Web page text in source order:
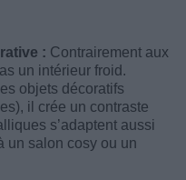
: Contrairement aux
un intérieur froid.
objets décoratifs
il crée un contraste
s’adaptent aussi
un salon cosy ou un